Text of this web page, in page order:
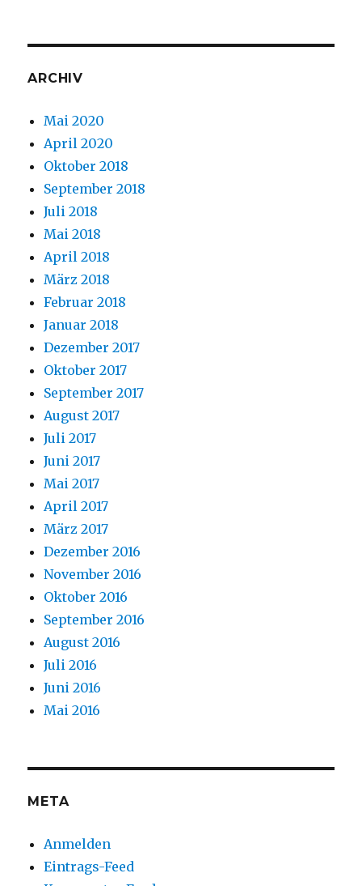
ARCHIV
Mai 2020
April 2020
Oktober 2018
September 2018
Juli 2018
Mai 2018
April 2018
März 2018
Februar 2018
Januar 2018
Dezember 2017
Oktober 2017
September 2017
August 2017
Juli 2017
Juni 2017
Mai 2017
April 2017
März 2017
Dezember 2016
November 2016
Oktober 2016
September 2016
August 2016
Juli 2016
Juni 2016
Mai 2016
META
Anmelden
Eintrags-Feed